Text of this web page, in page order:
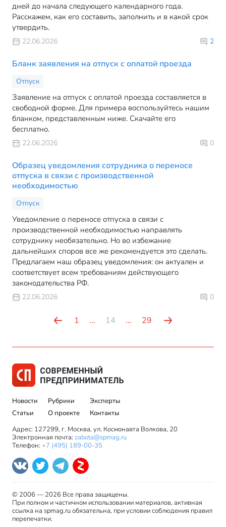
дней до начала следующего календарного года.
Расскажем, как его составить, заполнить и в какой срок
утвердить.
22.06.2026 2
Бланк заявления на отпуск с оплатой проезда
Отпуск
Заявление на отпуск с оплатой проезда составляется в
свободной форме. Для примера воспользуйтесь нашим
бланком, представленным ниже. Скачайте его
бесплатно.
22.06.2026 0
Образец уведомления сотрудника о переносе
отпуска в связи с производственной
необходимостью
Отпуск
Уведомление о переносе отпуска в связи с
производственной необходимостью направлять
сотруднику необязательно. Но во избежание
дальнейших споров все же рекомендуется это сделать.
Предлагаем наш образец уведомления: он актуален и
соответствует всем требованиям действующего
законодательства РФ.
22.06.2026 0
1 ... 14 ... 29
Новости
Статьи
Рубрики
О проекте
Эксперты
Контакты
Адрес: 127299, г. Москва, ул. Космонавта Волкова, 20
Электронная почта: zabota@spmag.ru
Телефон: +7 (495) 189-00-35
© 2006 — 2026 Все права защищены.
При полном и частичном использовании материалов, активная
ссылка на spmag.ru обязательна, при условии соблюдения правил
перепечатки.